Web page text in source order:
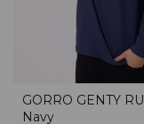
GORRO GENTY
Navy